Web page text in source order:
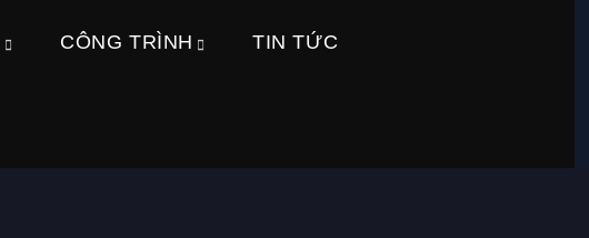
CÔNG TRÌNH TIN TỨC